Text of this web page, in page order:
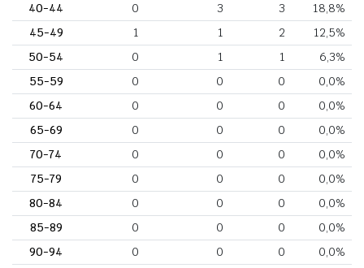
40-44
0 3 3
18,8%
45-49
1 1 2
12,5%
50-54
0 1 1
6,3%
55-59
0 0 0
0,0%
60-64
0 0 0
0,0%
65-69
0 0 0
0,0%
70-74
0 0 0
0,0%
75-79
0 0 0
0,0%
80-84
0 0 0
0,0%
85-89
0 0 0
0,0%
90-94
0 0 0
0,0%